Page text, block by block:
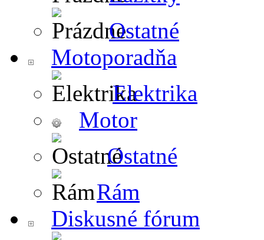
Ostatné
Motoporadňa
Elektrika
Motor
Ostatné
Rám
Diskusné fórum